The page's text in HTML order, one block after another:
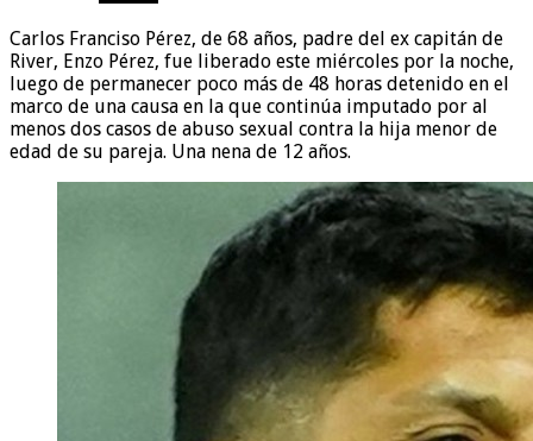
Carlos Franciso Pérez, de 68 años, padre del ex capitán de
River, Enzo Pérez, fue liberado este miércoles por la noche,
luego de permanecer poco más de 48 horas detenido en el
marco de una causa en la que continúa imputado por al
menos dos casos de abuso sexual contra la hija menor de
edad de su pareja. Una nena de 12 años.